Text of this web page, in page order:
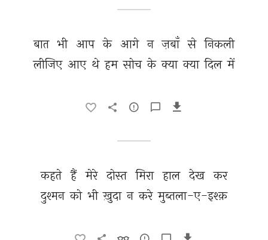
बात भी आप के आगे न ज़बाँ से निकली
लीजिए आए थे हम सोच के क्या क्या दिल में
कहते हैं मेरे दोस्त मिरा हाल देख कर
दुश्मन को भी ख़ुदा न करे मुब्तला-ए-इश्क़